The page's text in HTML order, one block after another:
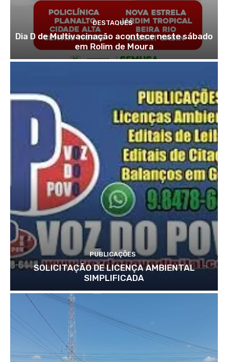
DESTAQUES
Dia D de Multivacinação acontece neste sábado
em Rolim de Moura
PUBLICAÇÕES
SOLICITAÇÃO DE LICENÇA AMBIENTAL
SIMPLIFICADA